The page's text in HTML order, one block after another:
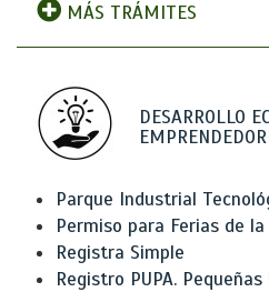
MÁS TRÁMITES
DESARROLLO
Parque Industrial
Permiso para Ferias de la
Registra Simple
Registro PUPA.